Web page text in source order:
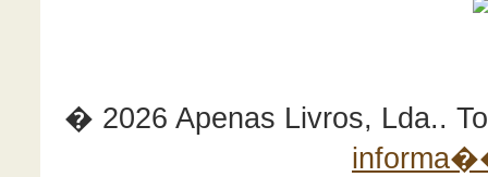
� 2026 Apenas Livros, Lda..